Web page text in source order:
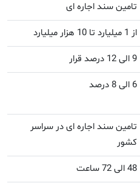
تامین سند اجاره ای
از 1 میلیارد تا 10 هزار میلیارد
9 الی 12 درصد قرار
6 الی 8 درصد
تامین سند اجاره ای در سراسر
کشور
48 الی 72 ساعت